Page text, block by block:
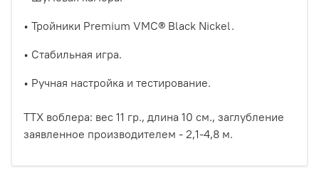
• Тройники Premium VMC® Black Nickel.
• Стабильная игра.
• Ручная настройка и тестирование.
ТТХ воблера: вес 11 гр., длина 10 см., заглубление
заявленное производителем - 2,1-4,8 м.